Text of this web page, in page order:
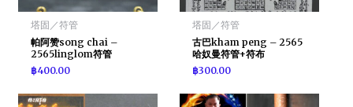
塔固／符管
帕阿赞song chai –
2565linglom符管
฿400.00
塔固／符管
古巴kham peng – 2565
哈奴曼符管+符布
฿300.00